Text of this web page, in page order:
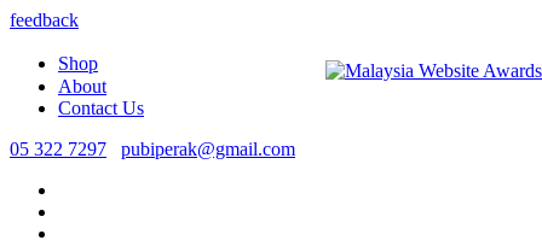
feedback
Shop
About
Contact Us
05 322 7297
pubiperak@gmail.com